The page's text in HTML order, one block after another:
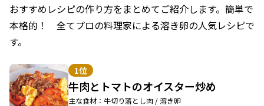
おすすめレシピの作り方をまとめてご紹介します。簡単で
本格的！ 全てプロの料理家による溶き卵の人気レシピで
す。
1位
牛肉とトマトのオイスター炒め
主な食材：牛切り落とし肉 / 溶き卵